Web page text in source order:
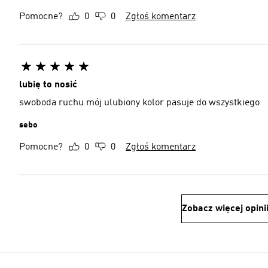
Pomocne? 0 0 Zgłoś komentarz
lubię to nosić
swoboda ruchu mój ulubiony kolor pasuje do wszystkiego
sebo
Pomocne? 0 0 Zgłoś komentarz
Zobacz więcej opinii